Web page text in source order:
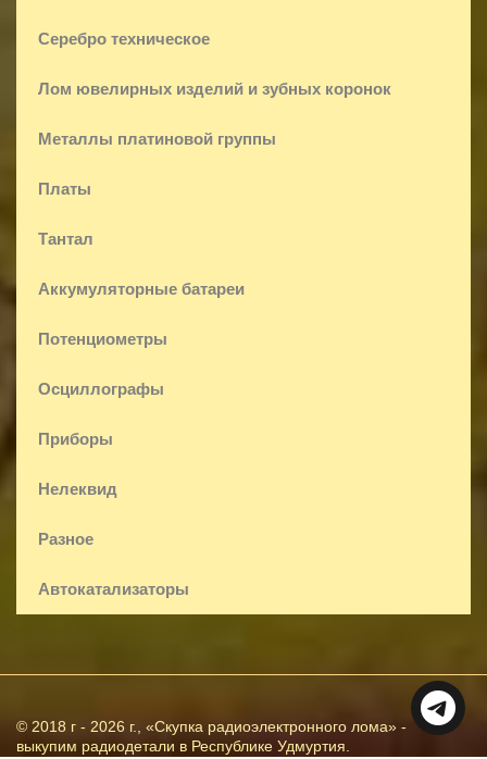
Серебро техническое
Лом ювелирных изделий и зубных коронок
Металлы платиновой группы
Платы
Тантал
Аккумуляторные батареи
Потенциометры
Осциллографы
Приборы
Нелеквид
Разное
Автокатализаторы
© 2018 г - 2026 г., «Скупка радиоэлектронного лома» -
выкупим радиодетали в Республике Удмуртия.